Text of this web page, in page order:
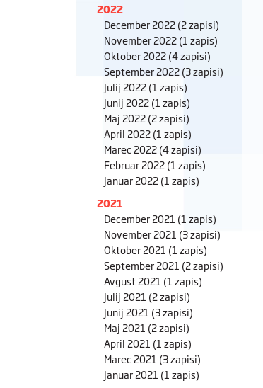
2022
December 2022(2 zapisi)
November 2022(1 zapis)
Oktober 2022(4 zapisi)
September 2022(3 zapisi)
Julij 2022(1 zapis)
Junij 2022(1 zapis)
Maj 2022(2 zapisi)
April 2022(1 zapis)
Marec 2022(4 zapisi)
Februar 2022(1 zapis)
Januar 2022(1 zapis)
2021
December 2021 (1 zapis)
November 2021 (3 zapisi)
Oktober 2021 (1 zapis)
September 2021 (2 zapisi)
Avgust 2021 (1 zapis)
Julij 2021 (2 zapisi)
Junij 2021 (3 zapisi)
Maj 2021 (2 zapisi)
April 2021 (1 zapis)
Marec 2021 (3 zapisi)
Januar 2021 (1 zapis)